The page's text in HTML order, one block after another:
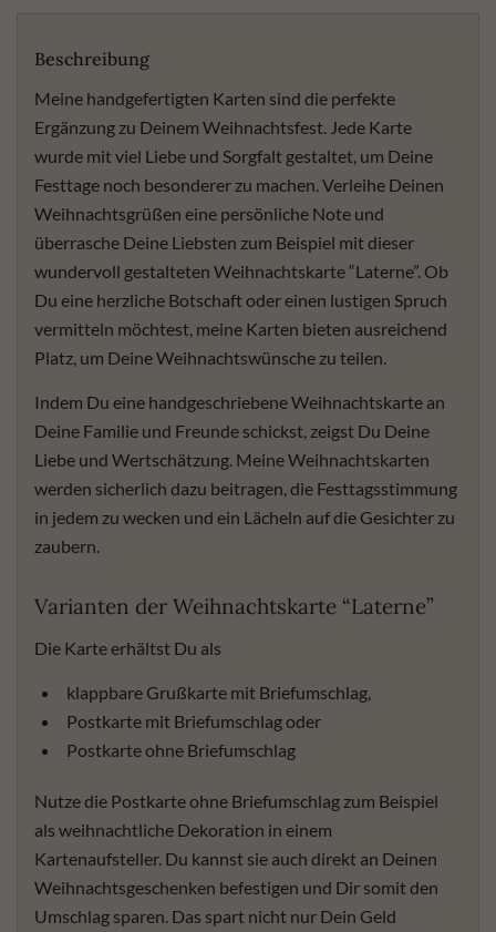
Beschreibung
Meine handgefertigten Karten sind die perfekte
Ergänzung zu Deinem Weihnachtsfest. Jede Karte
wurde mit viel Liebe und Sorgfalt gestaltet, um Deine
Festtage noch besonderer zu machen. Verleihe Deinen
Weihnachtsgrüßen eine persönliche Note und
überrasche Deine Liebsten zum Beispiel mit dieser
wundervoll gestalteten Weihnachtskarte “Laterne”. Ob
Du eine herzliche Botschaft oder einen lustigen Spruch
vermitteln möchtest, meine Karten bieten ausreichend
Platz, um Deine Weihnachtswünsche zu teilen.
Indem Du eine handgeschriebene Weihnachtskarte an
Deine Familie und Freunde schickst, zeigst Du Deine
Liebe und Wertschätzung. Meine Weihnachtskarten
werden sicherlich dazu beitragen, die Festtagsstimmung
in jedem zu wecken und ein Lächeln auf die Gesichter zu
zaubern.
Varianten der Weihnachtskarte “Laterne”
Die Karte erhältst Du als
klappbare Grußkarte mit Briefumschlag,
Postkarte mit Briefumschlag oder
Postkarte ohne Briefumschlag
Nutze die Postkarte ohne Briefumschlag zum Beispiel
als weihnachtliche Dekoration in einem
Kartenaufsteller. Du kannst sie auch direkt an Deinen
Weihnachtsgeschenken befestigen und Dir somit den
Umschlag sparen. Das spart nicht nur Dein Geld